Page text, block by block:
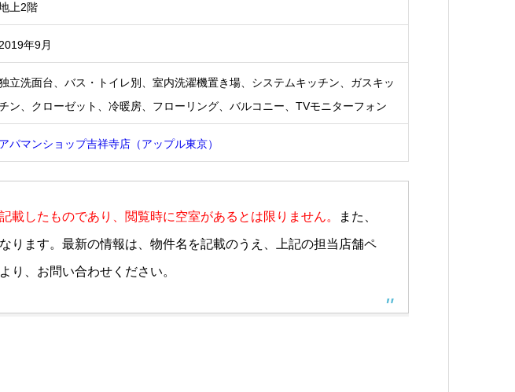
上2階
年9月
立洗面台、バス・トイレ別、室内洗濯機置き場、システムキッチン、ガスキッ
ン、クローゼット、冷暖房、フローリング、バルコニー、TVモニターフォン
アパマンショップ吉祥寺店（アップル東京）
載したものであり、閲覧時に空室があるとは限りません。 また、
ります。最新の情報は、物件名を記載のうえ、上記の担当店舗ペ
り、お問い合わせください。